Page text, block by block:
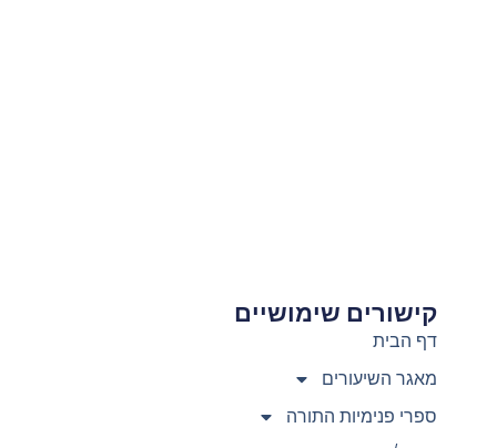
קישורים שימושיים
דף הבית
מאגר השיעורים
ספרי פנימיות התורה